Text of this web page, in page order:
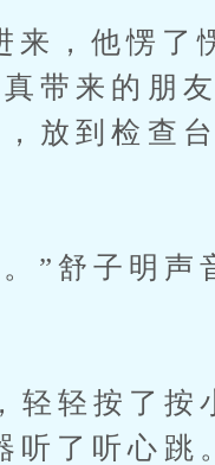
他愣了
带来的朋
放到检查
舒子明声
按了按小
听了听心跳